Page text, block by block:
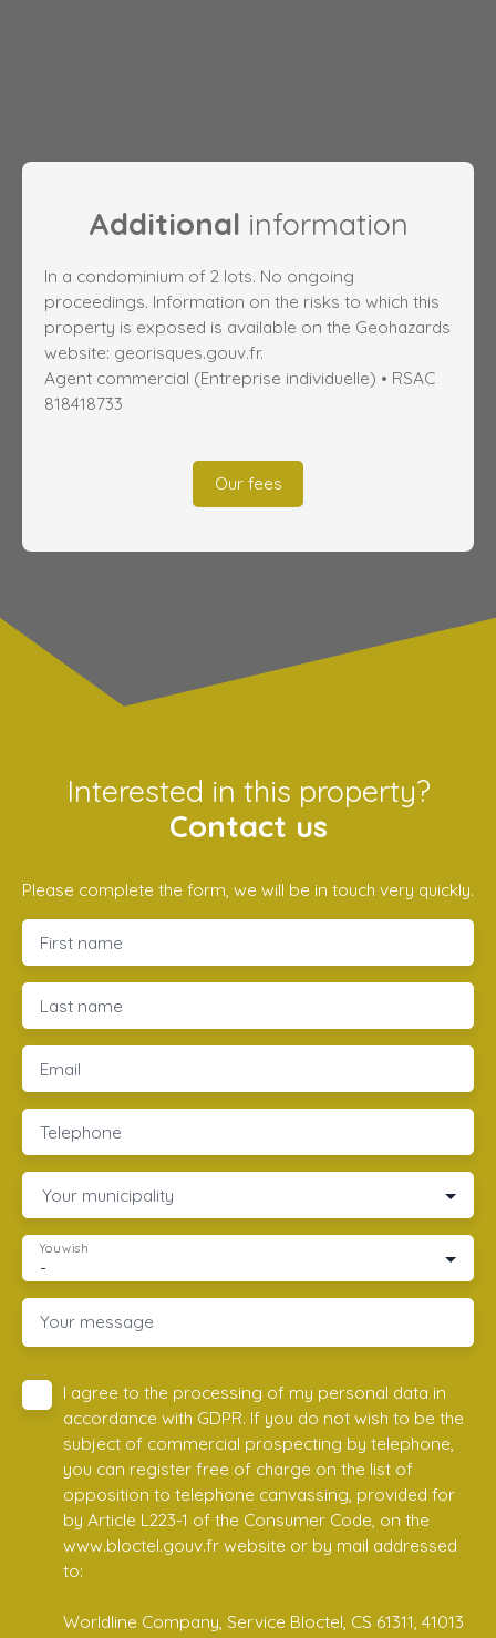
Additional information
In a condominium of 2 lots. No ongoing
proceedings. Information on the risks to which this
property is exposed is available on the Geohazards
website: georisques.gouv.fr.
Agent commercial (Entreprise individuelle) • RSAC
818418733
Our fees
Interested in this property?
Contact us
Please complete the form, we will be in touch very quickly.
First name
Last name
Email
Telephone
Your municipality
-
You wish
Your message
I agree to the processing of my personal data in
accordance with GDPR. If you do not wish to be the
subject of commercial prospecting by telephone,
you can register free of charge on the list of
opposition to telephone canvassing, provided for
by Article L223-1 of the Consumer Code, on the
www.bloctel.gouv.fr website or by mail addressed
to:
Worldline Company, Service Bloctel, CS 61311, 41013